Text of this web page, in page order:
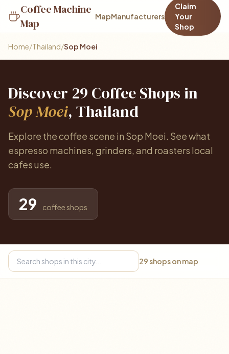
Coffee Machine
Map
MapManufacturers
Claim
Your
Shop
Home/Thailand/Sop Moei
Discover 29 Coffee Shops in
Sop Moei, Thailand
Explore the coffee scene in Sop Moei. See what
espresso machines, grinders, and roasters local
cafes use.
29 coffee shops
29 shops on map